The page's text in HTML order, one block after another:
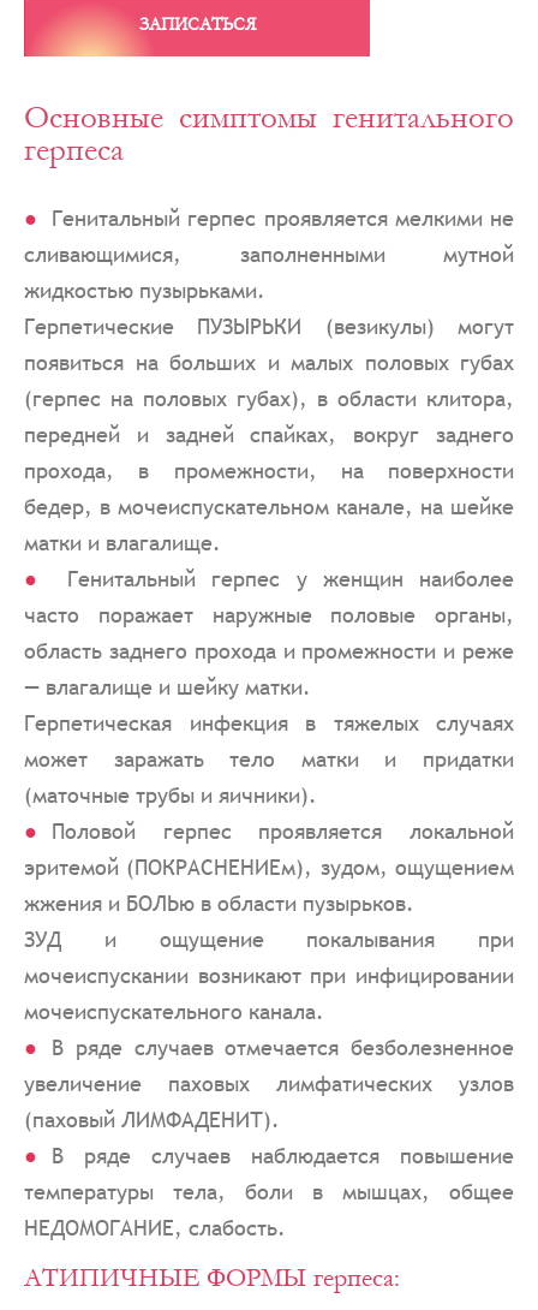
ЗАПИСАТЬСЯ
Основные симптомы генитального
герпеса
Генитальный герпес проявляется мелкими не
сливающимися, заполненными мутной
жидкостью пузырьками.
Герпетические ПУЗЫРЬКИ (везикулы) могут
появиться на больших и малых половых губах
(герпес на половых губах), в области клитора,
передней и задней спайках, вокруг заднего
прохода, в промежности, на поверхности
бедер, в мочеиспускательном канале, на шейке
матки и влагалище.
Генитальный герпес у женщин наиболее
часто поражает наружные половые органы,
область заднего прохода и промежности и реже
— влагалище и шейку матки.
Герпетическая инфекция в тяжелых случаях
может заражать тело матки и придатки
(маточные трубы и яичники).
Половой герпес проявляется локальной
эритемой (ПОКРАСНЕНИЕм), зудом, ощущением
жжения и БОЛЬю в области пузырьков.
ЗУД и ощущение покалывания при
мочеиспускании возникают при инфицировании
мочеиспускательного канала.
В ряде случаев отмечается безболезненное
увеличение паховых лимфатических узлов
(паховый ЛИМФАДЕНИТ).
В ряде случаев наблюдается повышение
температуры тела, боли в мышцах, общее
НЕДОМОГАНИЕ, слабость.
АТИПИЧНЫЕ ФОРМЫ герпеса: